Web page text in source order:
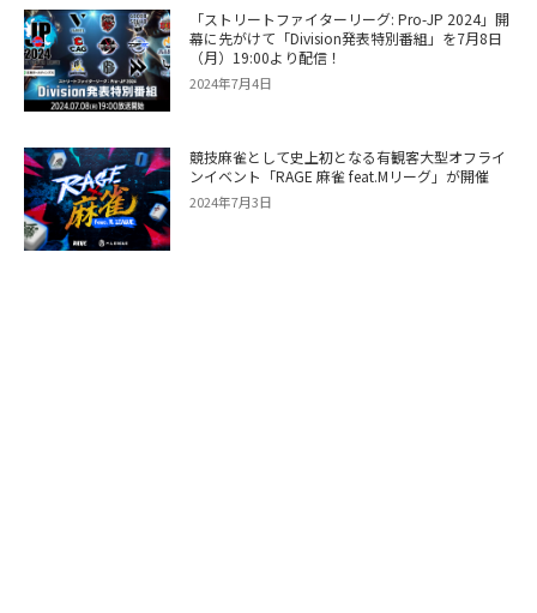
「ストリートファイターリーグ: Pro-JP 2024」開
幕に先がけて「Division発表特別番組」を7月8日
（月）19:00より配信！
2024年7月4日
競技麻雀として史上初となる有観客大型オフライ
ンイベント「RAGE 麻雀 feat.Mリーグ」が開催
2024年7月3日